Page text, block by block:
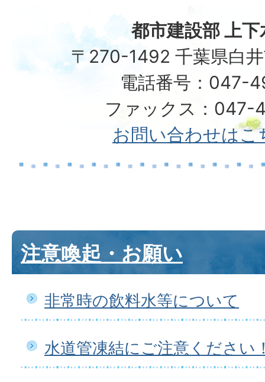
都市建設部 上下
〒270-1492 千葉県白
電話番号：047-
ファックス：047-
お問い合わせはこ
注意喚起・お願い
非常時の飲料水等について
水道管凍結にご注意ください